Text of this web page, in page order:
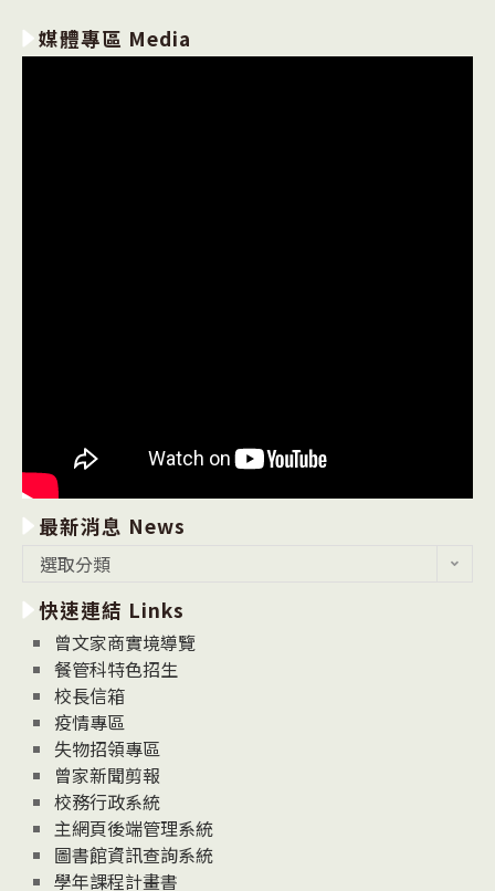
媒體專區 Media
最新消息 News
消
息
News
選取分類
快速連結 Links
曾文家商實境導覽
餐管科特色招生
校長信箱
疫情專區
失物招領專區
曾家新聞剪報
校務行政系統
主網頁後端管理系統
圖書館資訊查詢系統
學年課程計畫書